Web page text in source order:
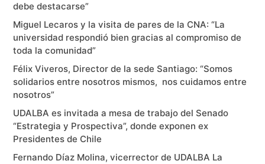
debe destacarse”
Miguel Lecaros y la visita de pares de la CNA: “La
universidad respondió bien gracias al compromiso de
toda la comunidad”
Félix Viveros, Director de la sede Santiago: “Somos
solidarios entre nosotros mismos, nos cuidamos entre
nosotros”
UDALBA es invitada a mesa de trabajo del Senado
“Estrategia y Prospectiva”, donde exponen ex
Presidentes de Chile
Fernando Díaz Molina, vicerrector de UDALBA La